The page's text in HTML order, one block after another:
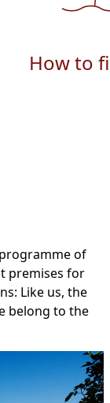
How to
of
premises for
Like us, the
belong to the